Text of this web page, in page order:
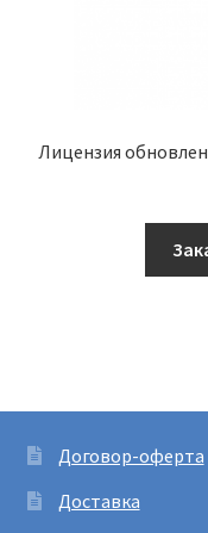
Лицензия
Договор-оферта
Доставка